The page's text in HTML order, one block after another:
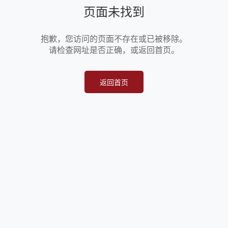
页面未找到
抱歉，您访问的页面不存在或已被移除。
请检查网址是否正确，或返回首页。
返回首页